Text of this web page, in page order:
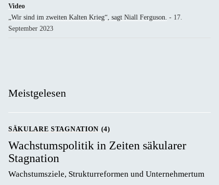
Video
„Wir sind im zweiten Kalten Krieg“, sagt Niall Ferguson. - 17.
September 2023
Meistgelesen
SÄKULARE STAGNATION (4)
Wachstumspolitik in Zeiten säkularer
Stagnation
Wachstumsziele, Strukturreformen und Unternehmertum